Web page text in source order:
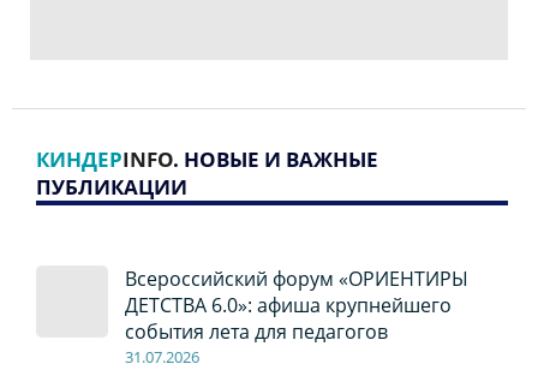
КИНДЕРINFO. НОВЫЕ И ВАЖНЫЕ
ПУБЛИКАЦИИ
Всероссийский форум «ОРИЕНТИРЫ
ДЕТСТВА 6.0»: афиша крупнейшего
события лета для педагогов
31.07.2026